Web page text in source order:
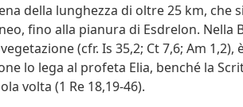
della lunghezza di oltre 25 km, che
fino alla pianura di Esdrelon. Nella
(cfr. Is 35,2; Ct 7,6; Am 1,2),
lo lega al profeta Elia, benché la
volta (1 Re 18,19-46).